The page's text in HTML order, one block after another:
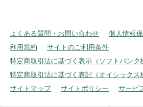
よくある質問・お問い合わせ
個人情報
利用規約
サイトのご利用条件
特定商取引法に基づく表示（ソフトバンク
特定商取引法に基づく表記（オイシックス
サイトマップ
サイトポリシー サービ